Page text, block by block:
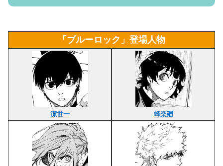
「ブルーロック」登場人物
潔世一 蜂楽廻